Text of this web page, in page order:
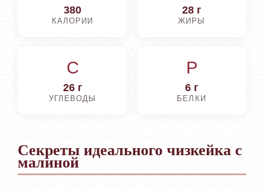
380
КАЛОРИИ
28 г
ЖИРЫ
C
26 г
УГЛЕВОДЫ
P
6 г
БЕЛКИ
Секреты идеального чизкейка с
малиной